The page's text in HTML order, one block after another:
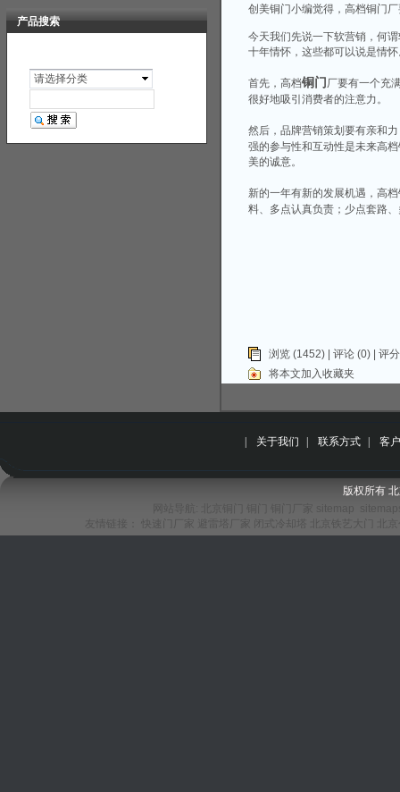
产品搜索
请选择分类
创美铜门小编觉得，高档铜门
今天我们先说一下软营销，何
十年情怀，这些都可以说是情
首先，高档铜门厂要有一个充
很好地吸引消费者的注意力。
然后，品牌营销策划要有亲和
强的参与性和互动性是未来高
美的诚意。
新的一年有新的发展机遇，高
料、多点认真负责；少点套路
浏览 (1452) | 评论 (0) | 评
将本文加入收藏夹
关于我们 联系方式 客
版权所有
友情链接：
快速门厂家 避雷塔厂家 北京铁艺大门